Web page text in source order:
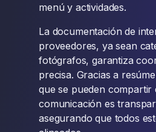
menú y actividades.
La documentación de
proveedores, ya sean
fotógrafos, garantiza
precisa. Gracias a
que se pueden compartir
comunicación es
asegurando que todos